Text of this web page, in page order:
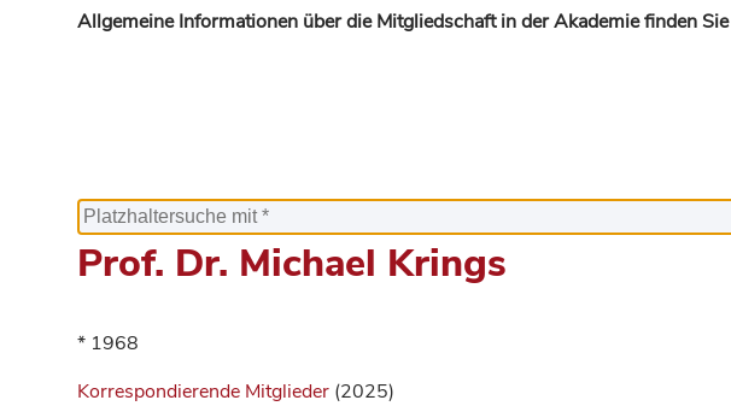
Allgemeine Informationen über die Mitgliedschaft in der Akademie finden Sie
Prof. Dr. Michael Krings
* 1968
Korrespondierende Mitglieder (2025)